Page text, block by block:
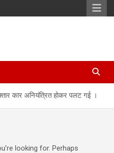
कार अनियंत्रित होकर पलट गई ।
looking for. Perhaps